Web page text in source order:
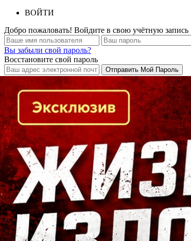
ВОЙТИ
Добро пожаловать! Войдите в свою учётную запись
Вы забыли свой пароль?
Восстановите свой пароль
Кто есть кто в Байкальском регионе